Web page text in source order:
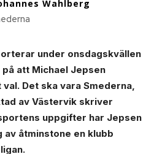
Wahlberg
under onsdagskvällen
att Michael Jepsen
Det ska vara Smederna,
av Västervik skriver
uppgifter har Jepsen
åtminstone en klubb